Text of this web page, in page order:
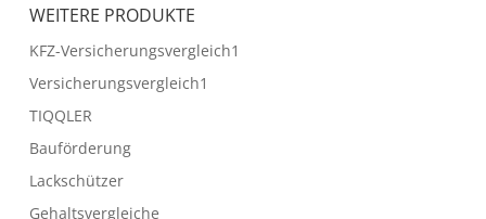
WEITERE PRODUKTE
KFZ-Versicherungsvergleich1
Versicherungsvergleich1
TIQQLER
Bauförderung
Lackschützer
Gehaltsvergleiche